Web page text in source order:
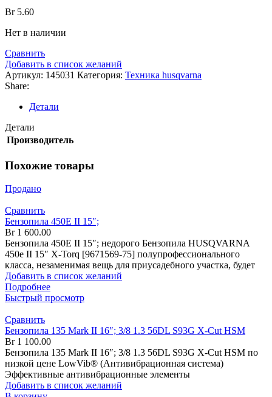
Br5.60
Нет в наличии
Сравнить
Добавить в список желаний
Артикул: 145031 Категория: Техника husqvarna
Share:
Детали
Детали
Производитель
Похожие товары
Продано
Сравнить
Бензопила 450Е II 15″;
Br1 600.00
Бензопила 450Е II 15″; недорого Бензопила HUSQVARNA
450е II 15″ X-Torq [9671569-75] полупрофессионального
класса, незаменимая вещь для приусадебного участка, будет
Добавить в список желаний
Подробнее
Быстрый просмотр
Сравнить
Бензопила 135 Mark II 16″; 3/8 1.3 56DL S93G X-Cut HSM
Br1 100.00
Бензопила 135 Mark II 16″; 3/8 1.3 56DL S93G X-Cut HSM по
низкой цене LowVib® (Антивибрационная система)
Эффективные антивибрационные элементы
Добавить в список желаний